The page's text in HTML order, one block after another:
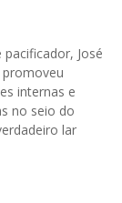
José
internas e
no seio do
lar